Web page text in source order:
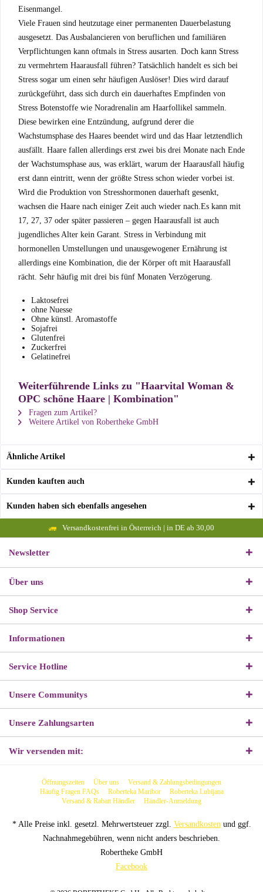
Eisenmangel.
Viele Frauen sind heutzutage einer permanenten Dauerbelastung
ausgesetzt. Das Ausbalancieren von beruflichen und familiären
Verpflichtungen kann oftmals in Stress ausarten. Doch kann Stress
zu vermehrtem Haarausfall führen? Tatsächlich handelt es sich bei
Stress sogar um einen sehr häufigen Auslöser! Dies wird darauf
zurückgeführt, dass sich durch ein dauerhaftes Empfinden von
Stress Botenstoffe wie Noradrenalin am Haarfollikel sammeln.
Diese bewirken eine Entzündung, aufgrund derer die
Wachstumsphase des Haares beendet wird und das Haar letztendlich
ausfällt. Haare fallen allerdings erst zwei bis drei Monate nach Ende
der Wachstumsphase aus, was erklärt, warum der Haarausfall häufig
erst dann eintritt, wenn der größte Stress schon wieder vorbei ist.
Wird die Produktion von Stresshormonen dauerhaft gesenkt,
wachsen die Haare nach einiger Zeit auch wieder nach.Es kann mit
17, 27, 37 oder später passieren – gegen Haarausfall ist auch
jugendliches Alter kein Garant. Stress in Verbindung mit
hormonellen Umstellungen und unausgewogener Ernährung ist
allerdings eine Kombination, die der Körper oft mit Haarausfall
rächt. Sehr häufig mit drei bis fünf Monaten Verzögerung.
Laktosefrei
ohne Nuesse
Ohne künstl. Aromastoffe
Sojafrei
Glutenfrei
Zuckerfrei
Gelatinefrei
Weiterführende Links zu "Haarvital Woman &
OPC schöne Haare | Kombination"
Fragen zum Artikel?
Weitere Artikel von Robertheke GmbH
Ähnliche Artikel
Kunden kauften auch
Kunden haben sich ebenfalls angesehen
Versandkostenfrei in Österreich | in DE ab 30,00
Newsletter
Über uns
Shop Service
Informationen
Service Hotline
Unsere Communitys
Unsere Zahlungsarten
Wir versenden mit:
Öffnungszeiten Über uns
Versand & Zahlungsbedingungen
Häufig Fragen FAQs
Roberteka Maribor
Roberteka Lubijana
Versand & Rabatt Händler
Händler-Anmeldung
* Alle Preise inkl. gesetzl. Mehrwertsteuer zzgl. Versandkostenund ggf.
Nachnahmegebühren, wenn nicht anders beschrieben.
Robertheke GmbH
Facebook